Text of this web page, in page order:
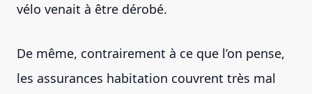
vélo venait à être dérobé.
De même, contrairement à ce que l’on pense,
les assurances habitation couvrent très mal